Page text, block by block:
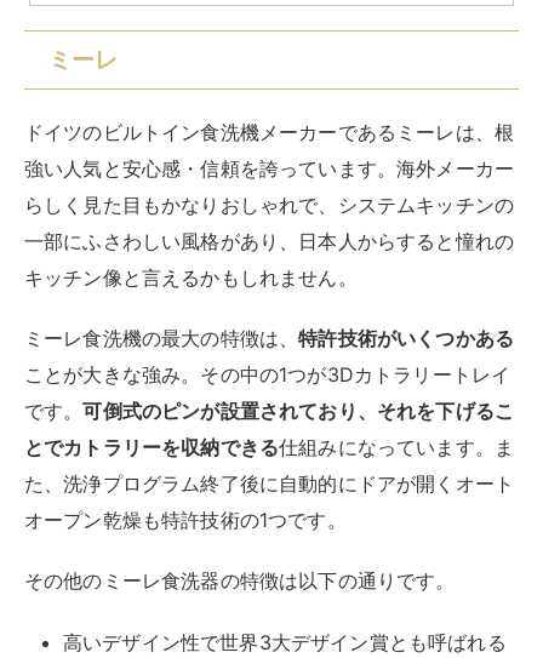
ミーレ
ドイツのビルトイン食洗機メーカーであるミーレは、根
強い人気と安心感・信頼を誇っています。海外メーカー
らしく見た目もかなりおしゃれで、システムキッチンの
一部にふさわしい風格があり、日本人からすると憧れの
キッチン像と言えるかもしれません。
ミーレ食洗機の最大の特徴は、特許技術がいくつかある
ことが大きな強み。その中の1つが3Dカトラリートレイ
です。可倒式のピンが設置されており、それを下げるこ
とでカトラリーを収納できる仕組みになっています。ま
た、洗浄プログラム終了後に自動的にドアが開くオート
オープン乾燥も特許技術の1つです。
その他のミーレ食洗器の特徴は以下の通りです。
高いデザイン性で世界3大デザイン賞とも呼ばれる